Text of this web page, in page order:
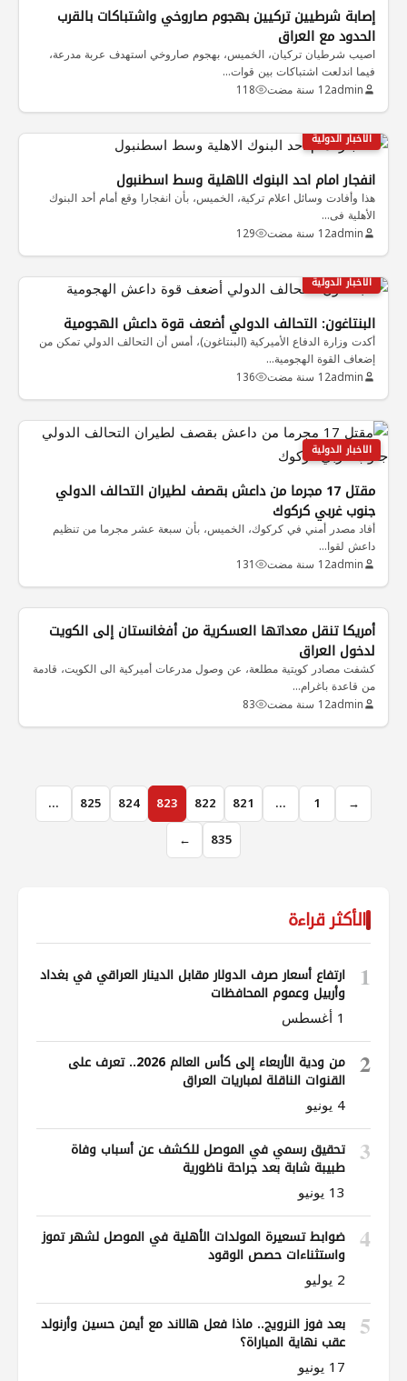
إصابة شرطيين تركيين بهجوم صاروخي واشتباكات بالقرب
الحدود مع العراق
اصيب شرطيان تركيان، الخميس، بهجوم صاروخي استهدف عربة مدرعة،
فيما اندلعت اشتباكات بين قوات…
admin12 سنة مضت 118
الاخبار الدولية
انفجار امام احد البنوك الاهلية وسط اسطنبول
هذا وأفادت وسائل اعلام تركية، الخميس، بأن انفجارا وقع أمام أحد البنوك
الأهلية فى…
admin12 سنة مضت 129
الاخبار الدولية
البنتاغون: التحالف الدولي أضعف قوة داعش الهجومية
أكدت وزارة الدفاع الأميركية (البنتاغون)، أمس أن التحالف الدولي تمكن من
إضعاف القوة الهجومية…
admin12 سنة مضت 136
الاخبار الدولية
مقتل 17 مجرما من داعش بقصف لطيران التحالف الدولي
جنوب غربي كركوك
أفاد مصدر أمني في كركوك، الخميس، بأن سبعة عشر مجرما من تنظيم
داعش لقوا…
admin12 سنة مضت 131
الاخبار الدولية
أمريكا تنقل معداتها العسكرية من أفغانستان إلى الكويت
لدخول العراق
كشفت مصادر كويتية مطلعة، عن وصول مدرعات أميركية الى الكويت، قادمة
من قاعدة باغرام…
admin12 سنة مضت 83
→
1
…
821
822
823
824
825
…
835
←
الأكثر قراءة
1 ارتفاع أسعار صرف الدولار مقابل الدينار العراقي في بغداد
وأربيل وعموم المحافظات
1 أغسطس
2 من ودية الأربعاء إلى كأس العالم 2026.. تعرف على
القنوات الناقلة لمباريات العراق
4 يونيو
3 تحقيق رسمي في الموصل للكشف عن أسباب وفاة
طبيبة شابة بعد جراحة ناظورية
13 يونيو
4 ضوابط تسعيرة المولدات الأهلية في الموصل لشهر تموز
واستثناءات حصص الوقود
2 يوليو
5 بعد فوز النرويج.. ماذا فعل هالاند مع أيمن حسين وأرنولد
عقب نهاية المباراة؟
17 يونيو